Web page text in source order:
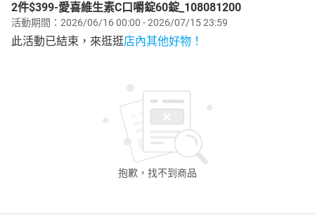
居家生活 3C家電 運動休閒
化妝保養
電子/紙本書
HOT
2件$399-愛喜維生素C口嚼錠60錠_108081200
活動期間：2026/06/16 00:00 - 2026/07/15 23:59
此活動已結束，來逛逛店內其他好物！
抱歉，找不到 商品